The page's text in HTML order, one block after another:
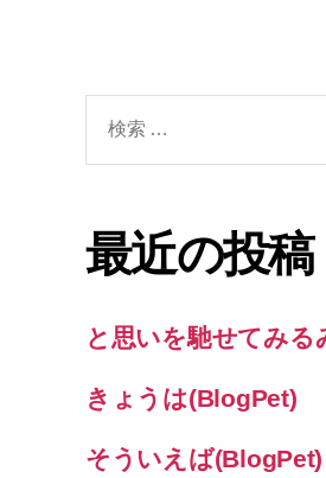
最近の投稿
と思いを馳せてみる
きょうは(BlogPet)
そういえば(BlogPet)